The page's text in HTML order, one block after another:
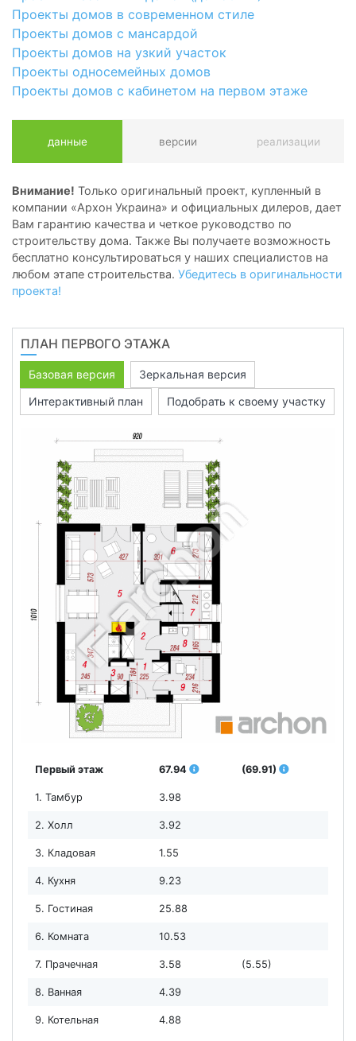
Проекты домов в современном стиле
Проекты домов с мансардой
Проекты домов на узкий участок
Проекты односемейных домов
Проекты домов с кабинетом на первом этаже
данные версии реализации
Внимание! Только оригинальный проект, купленный в
компании «Архон Украина» и официальных дилеров, дает
Вам гарантию качества и четкое руководство по
строительству дома. Также Вы получаете возможность
бесплатно консультироваться у наших специалистов на
любом этапе строительства. Убедитесь в оригинальности
проекта!
ПЛАН ПЕРВОГО ЭТАЖА
Базовая версия
Зеркальная версия
Интерактивный план
Подобрать к своему участку
Первый этаж 67.94 (69.91)
1. Тамбур 3.98
2. Холл 3.92
3. Кладовая 1.55
4. Кухня 9.23
5. Гостиная 25.88
6. Комната 10.53
7. Прачечная 3.58 (5.55)
8. Ванная 4.39
9. Котельная 4.88